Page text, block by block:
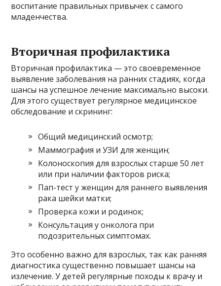
воспитание правильных привычек с самого
младенчества.
Вторичная профилактика
Вторичная профилактика — это своевременное
выявление заболевания на ранних стадиях, когда
шансы на успешное лечение максимально высоки.
Для этого существует регулярное медицинское
обследование и скрининг:
Общий медицинский осмотр;
Маммография и УЗИ для женщин;
Колоноскопия для взрослых старше 50 лет
или при наличии факторов риска;
Пап-тест у женщин для раннего выявления
рака шейки матки;
Проверка кожи и родинок;
Консультация у онколога при
подозрительных симптомах.
Это особенно важно для взрослых, так как ранняя
диагностика существенно повышает шансы на
излечение. У детей регулярные походы к врачу и